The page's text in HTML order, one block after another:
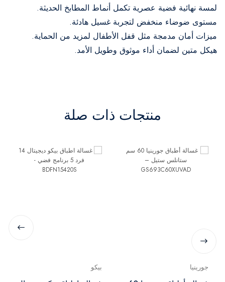
لمسة نهائية فضية عصرية تكمل أنماط المطابخ الحديثة.
مستوى ضوضاء منخفض لتجربة غسيل هادئة.
ميزات أمان مدمجة مثل قفل الأطفال لمزيد من الحماية.
هيكل متين لضمان أداء موثوق وطويل الأمد.
منتجات ذات صلة
جورينيا بيكو